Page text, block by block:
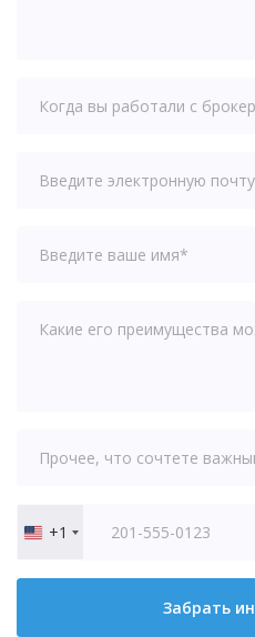
United
+1
Забрать